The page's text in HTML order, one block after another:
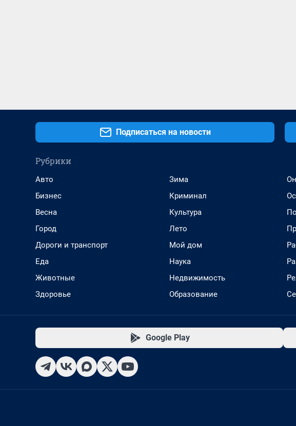
Подписаться на новости
Рубрики
Авто
Бизнес
Весна
Город
Дороги и транспорт
Еда
Животные
Здоровье
Зима
Криминал
Культура
Лето
Мой дом
Наука
Недвижимость
Образование
Google Play